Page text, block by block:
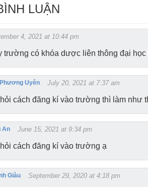
LUẬN
4, 2021 at 10:44 pm
trường có khóa dược liên thông đại học
Uyên July 20, 2021 at 7:37 am
cách đăng kí vào trường thì làm như
An June 15, 2021 at 9:34 pm
cách đăng kí vào trường ạ
Giàu September 29, 2020 at 4:18 pm